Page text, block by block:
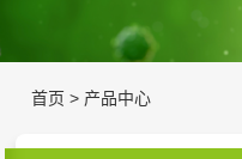
首页 > 产品中心